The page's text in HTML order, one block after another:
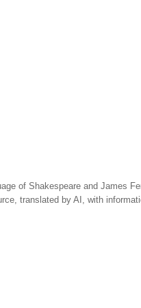
of Shakespeare and James
translated by AI, with